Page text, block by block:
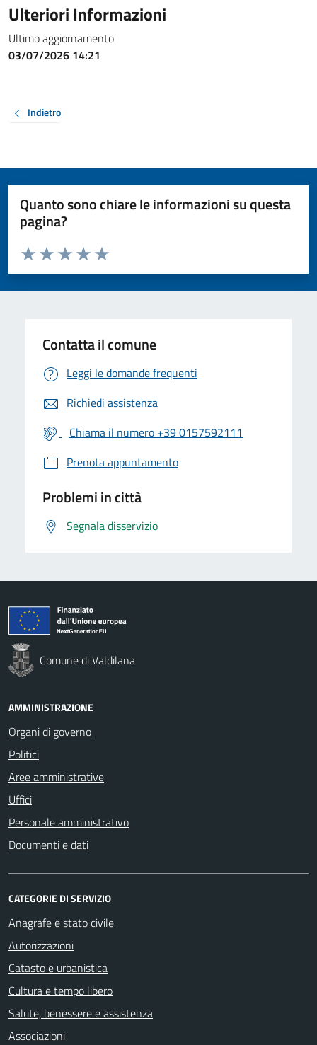
Ulteriori Informazioni
Ultimo aggiornamento
03/07/2026 14:21
Indietro
Quanto sono chiare le informazioni su questa
pagina?
Valuta da 1 a 5 stelle la pagina
Valuta 5 stelle su 5
Valuta 4 stelle su 5
Valuta 3 stelle su 5
Valuta 2 stelle su 5
Valuta 1 stelle su 5
Contatta il comune
Leggi le domande frequenti
Richiedi assistenza
Chiama il numero +39 0157592111
Prenota appuntamento
Problemi in città
Segnala disservizio
Comune di Valdilana
AMMINISTRAZIONE
Organi di governo
Politici
Aree amministrative
Uffici
Personale amministrativo
Documenti e dati
CATEGORIE DI SERVIZIO
Anagrafe e stato civile
Autorizzazioni
Catasto e urbanistica
Cultura e tempo libero
Salute, benessere e assistenza
Associazioni